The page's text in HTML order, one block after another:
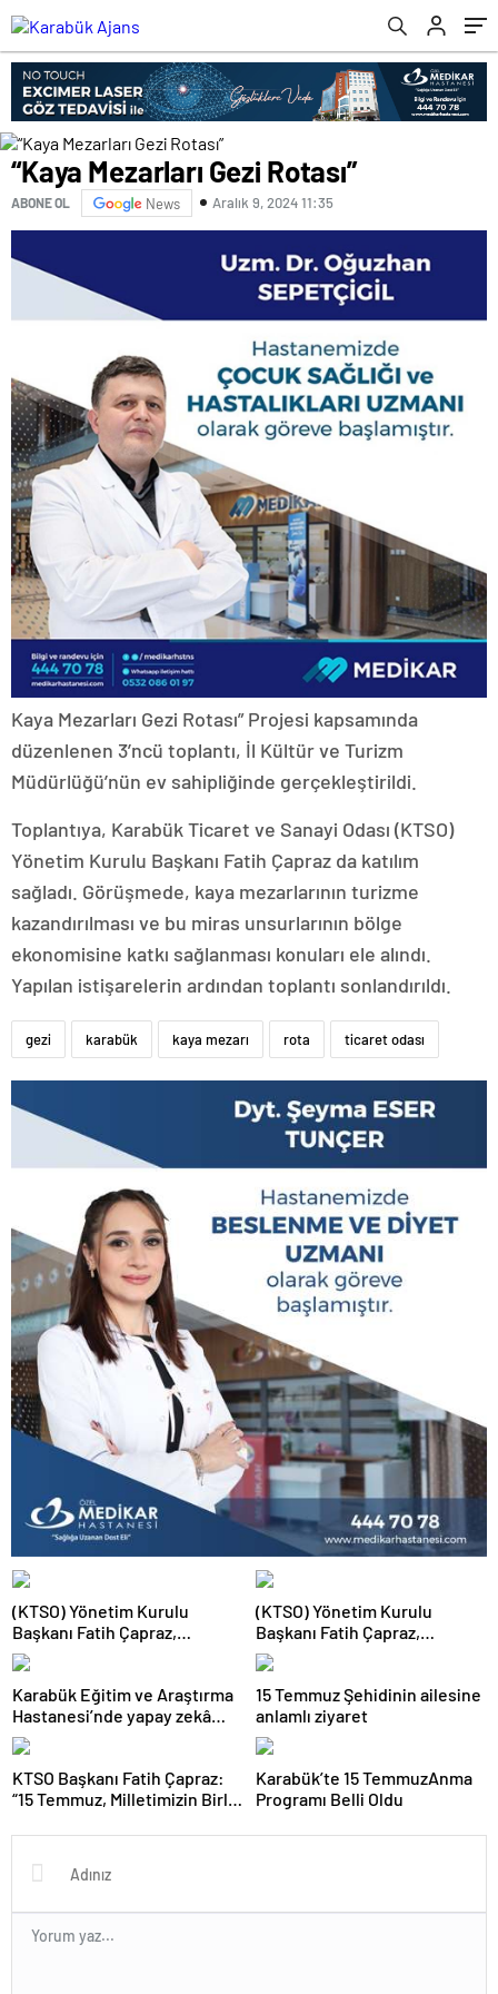
“Kaya Mezarları Gezi Rotası”
ABONE OL News Aralık 9, 2024 11:35
Kaya Mezarları Gezi Rotası” Projesi kapsamında
düzenlenen 3’ncü toplantı, İl Kültür ve Turizm
Müdürlüğü’nün ev sahipliğinde gerçekleştirildi.
Toplantıya, Karabük Ticaret ve Sanayi Odası (KTSO)
Yönetim Kurulu Başkanı Fatih Çapraz da katılım
sağladı. Görüşmede, kaya mezarlarının turizme
kazandırılması ve bu miras unsurlarının bölge
ekonomisine katkı sağlanması konuları ele alındı.
Yapılan istişarelerin ardından toplantı sonlandırıldı.
gezi karabük kaya mezarı rota ticaret odası
(KTSO) Yönetim Kurulu
Başkanı Fatih Çapraz,
Temmuz ayında yürütülen
çalışmaları değerlendirdi.
(KTSO) Yönetim Kurulu
Başkanı Fatih Çapraz,
Zonguldak’ta düzenlenen
“Filyos Limanıyla Lojistikte
Yeni Ufuklar Sempozyumu”na
katıldı.
Karabük Eğitim ve Araştırma
Hastanesi’nde yapay zekâ
destekli MR cihazı hizmete
alındı
15 Temmuz Şehidinin ailesine
anlamlı ziyaret
KTSO Başkanı Fatih Çapraz:
“15 Temmuz, Milletimizin Birlik
Dünyaya Gösterdiği Gündür”
Karabük’te 15 TemmuzAnma
Programı Belli Oldu